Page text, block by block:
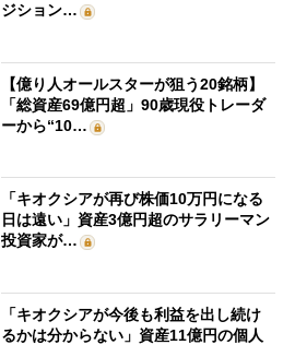
ジション…
【億り人オールスターが狙う20銘柄】
「総資産69億円超」90歳現役トレーダ
ーから“10…
「キオクシアが再び株価10万円になる
日は遠い」資産3億円超のサラリーマン
投資家が…
「キオクシアが今後も利益を出し続け
るかは分からない」資産11億円の個人